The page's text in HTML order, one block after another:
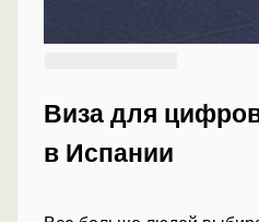
Виза для
в Испании